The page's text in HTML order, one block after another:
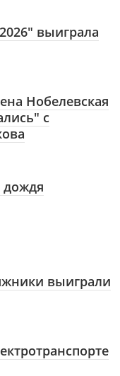
выиграла
Нобелевская
с
дождя
выиграли